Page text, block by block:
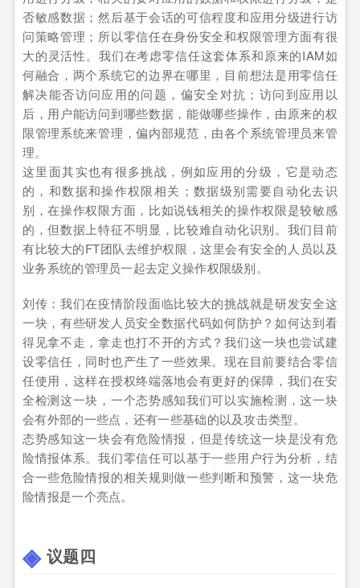
否敏感数据；然后基于会话的可信程度和应用分级进行访
问策略管理；所以零信任在身份安全和权限管理方面有很
大的灵活性。我们在考虑零信任这套体系和原来的IAM如
何融合，两个系统它的边界在哪里，目前想法是用零信任
解决能否访问应用的问题，偏安全对抗；访问到应用以
后，用户能访问到哪些数据，能做哪些操作，由原来的权
限管理系统来管理，偏内部规范，由各个系统管理员来管
理。
这里面其实也有很多挑战，例如应用的分级，它是动态
的，和数据和操作权限相关；数据级别需要自动化去识
别，在操作权限方面，比如说钱相关的操作权限是较敏感
的，但数据上特征不明显，比较难自动化识别。我们目前
有比较大的FT团队去维护权限，这里会有安全的人员以及
业务系统的管理员一起去定义操作权限级别。
刘传：我们在疫情阶段面临比较大的挑战就是研发安全这
一块，有些研发人员安全数据代码如何防护？如何达到看
得见拿不走，拿走也打不开的方式？我们这一块也尝试建
设零信任，同时也产生了一些效果。现在目前要结合零信
任使用，这样在授权终端落地会有更好的保障，我们在安
全检测这一块，一个态势感知我们可以实施检测，这一块
会有外部的一些点，还有一些基础的以及攻击类型。
态势感知这一块会有危险情报，但是传统这一块是没有危
险情报体系。我们零信任可以基于一些用户行为分析，结
合一些危险情报的相关规则做一些判断和预警，这一块危
险情报是一个亮点。
议题四